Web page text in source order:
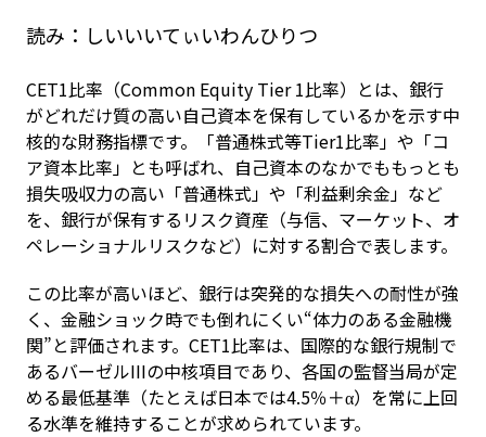
読み： しいいいてぃいわんひりつ
CET1比率（Common Equity Tier 1比率）とは、銀行
がどれだけ質の高い自己資本を保有しているかを示す中
核的な財務指標です。「普通株式等Tier1比率」や「コ
ア資本比率」とも呼ばれ、自己資本のなかでももっとも
損失吸収力の高い「普通株式」や「利益剰余金」など
を、銀行が保有するリスク資産（与信、マーケット、オ
ペレーショナルリスクなど）に対する割合で表します。
この比率が高いほど、銀行は突発的な損失への耐性が強
く、金融ショック時でも倒れにくい“体力のある金融機
関”と評価されます。CET1比率は、国際的な銀行規制で
あるバーゼルIIIの中核項目であり、各国の監督当局が定
める最低基準（たとえば日本では4.5％＋α）を常に上回
る水準を維持することが求められています。